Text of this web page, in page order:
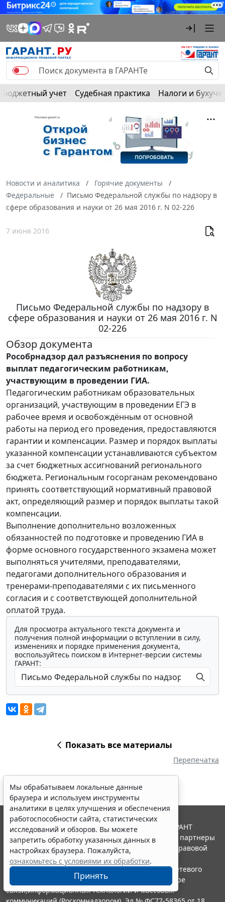
Бюджетный учет Судебная практика Налоги и
Новости и аналитика
Горячие документы
Федеральные
Письмо Федеральной службы по надзору в
сфере образования и науки от 26 мая 2016 г. N 02-226
7 июня 2016
Письмо Федеральной службы по надзору в
сфере образования и науки от 26 мая 2016 г. N
02-226
Обзор документа
Рособрнадзор дал разъяснения по вопросу
выплат педагогическим работникам,
участвующим в проведении ГИА.
Педагогическим работникам образовательных
организаций, участвующим в проведении ЕГЭ в
рабочее время и освобождённым от основной
работы на период его проведения, предоставляются
гарантии и компенсации. Размер и порядок выплаты
указанной компенсации устанавливаются субъектом
за счет бюджетных ассигнований регионального
бюджета. Региональным госорганам рекомендовано
принять соответствующий нормативный правовой
акт, определяющий размер и порядок выплаты такой
компенсации.
Выполнение дополнительно возложенных
обязанностей по подготовке и проведению ГИА в
форме основного государственного экзамена может
выполняться учителями, преподавателями,
педагогами дополнительного образования и
тренерами-преподавателями с их письменного
согласия и с соответствующей дополнительной
оплатой труда.
Для просмотра актуального текста документа и
получения полной информации о вступлении в силу,
изменениях и порядке применения документа,
воспользуйтесь поиском в Интернет-версии системы
ГАРАНТ:
Показать все материалы
Перепечатка
Мы обрабатываем локальные данные
браузера и используем инструменты
аналитики в целях улучшения и обеспечения
работоспособности сайта, статистических
исследований и обзоров. Вы можете
запретить обработку указанных данных в
настройках браузера. Пожалуйста,
ознакомьтесь с условиями их обработки.
Принять
© ООО "НПП "ГАРАНТ-СЕРВИС", 2026. Система ГАРАНТ
выпускается с 1990 года. Компания "Гарант" и ее партнеры
являются участниками Российской ассоциации правовой
информации ГАРАНТ.
Портал ГАРАНТ.РУ зарегистрирован в качестве сетевого
издания Федеральной службой по надзору в сфере
связи,информационных технологий и массовых